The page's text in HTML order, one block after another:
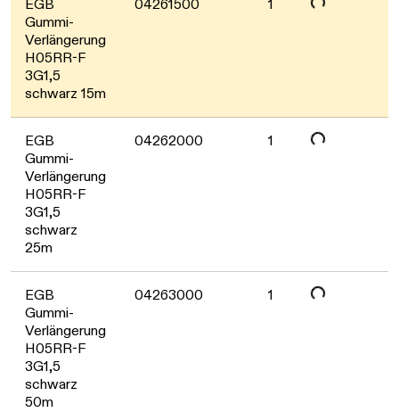
EGB
Gummi-
Verlängerung
H05RR-F
3G1,5
schwarz 15m
04261500 1
EGB
Gummi-
Verlängerung
H05RR-F
3G1,5
schwarz
25m
04262000 1
Daten werden geladen. Bitte warten...
EGB
Gummi-
Verlängerung
H05RR-F
3G1,5
schwarz
50m
04263000 1
Daten werden geladen. Bitte warten...